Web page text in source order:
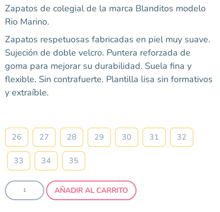
Zapatos de colegial de la marca Blanditos modelo
Rio Marino.
Zapatos respetuosas fabricadas en piel muy suave.
Sujeción de doble velcro. Puntera reforzada de
goma para mejorar su durabilidad. Suela fina y
flexible. Sin contrafuerte. Plantilla lisa sin formativos
y extraíble.
26 27 28 29 30 31 32
33 34 35
AÑADIR AL CARRITO